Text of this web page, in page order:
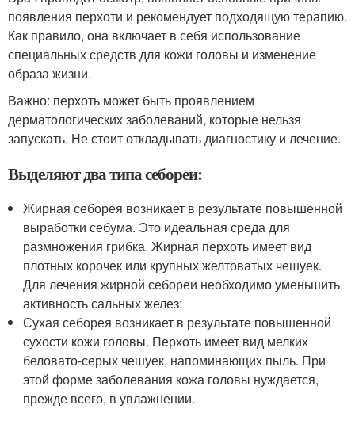
появления перхоти и рекомендует подходящую терапию.
Как правило, она включает в себя использование
специальных средств для кожи головы и изменение
образа жизни.
Важно: перхоть может быть проявлением
дерматологических заболеваний, которые нельзя
запускать. Не стоит откладывать диагностику и лечение.
Выделяют два типа себореи:
Жирная себорея возникает в результате повышенной
выработки себума. Это идеальная среда для
размножения грибка. Жирная перхоть имеет вид
плотных корочек или крупных желтоватых чешуек.
Для лечения жирной себореи необходимо уменьшить
активность сальных желез;
Сухая себорея возникает в результате повышенной
сухости кожи головы. Перхоть имеет вид мелких
беловато-серых чешуек, напоминающих пыль. При
этой форме заболевания кожа головы нуждается,
прежде всего, в увлажнении.